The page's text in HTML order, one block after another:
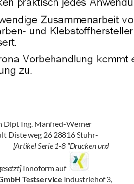
Dipl. Ing. Manfred-Werner
Distelweg 26 28816 Stuhr-
[Artikel Serie 1-8 “Drucken und
Innoform auf
Testservice Industriehof 3,